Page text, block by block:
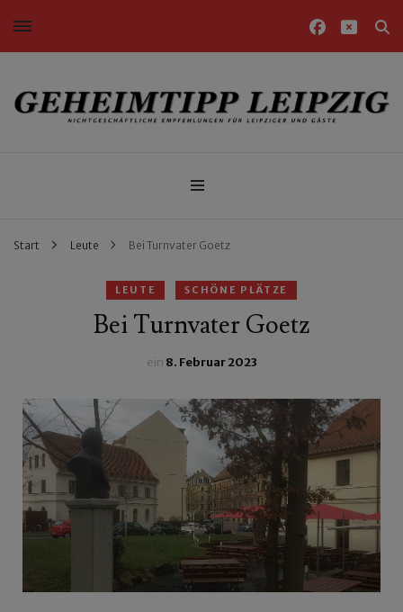
Nichtgeschäftliche Empfehlungen für Leipziger und Gäste
Start Leute Bei Turnvater Goetz
LEUTE SCHÖNE PLÄTZE
Bei Turnvater Goetz
ein 8. Februar 2023